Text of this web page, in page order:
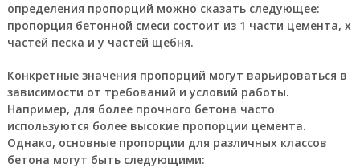
определения пропорций можно сказать следующее:
пропорция бетонной смеси состоит из 1 части цемента, х
частей песка и у частей щебня.
Конкретные значения пропорций могут варьироваться в
зависимости от требований и условий работы.
Например, для более прочного бетона часто
используются более высокие пропорции цемента.
Однако, основные пропорции для различных классов
бетона могут быть следующими: